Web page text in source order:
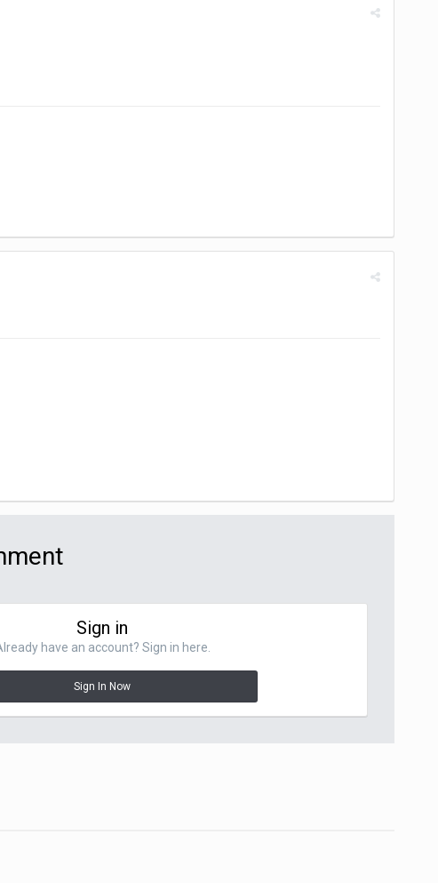
Sign in
have an account? Sign in here.
Sign In Now